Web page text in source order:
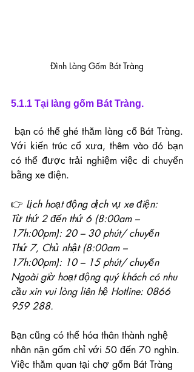
Đình Làng Gốm Bát Tràng
5.1.1 Tại làng gốm Bát Tràng.
Với kiến trúc cổ xưa, thêm vào đó bạn
có thể được trải nghiệm việc di chuyển
bằng xe điện.
👉 Lịch hoạt động dịch vụ xe điện:
Từ thứ 2 đến thứ 6 (8:00am –
17h:00pm): 20 – 30 phút/ chuyến
Thứ 7, Chủ nhật (8:00am –
17h:00pm): 10 – 15 phút/ chuyến
Ngoài giờ hoạt động quý khách có nhu
cầu xin vui lòng liên hệ Hotline: 0866
959 288.
Bạn cũng có thể hóa thân thành nghệ
nhân nặn gốm chỉ với 50 đến 70 nghìn.
Việc thăm quan tại chợ gốm Bát Tràng